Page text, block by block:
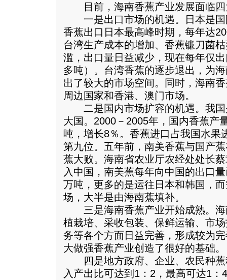
目前，海南香蕉产业发展面临四
一是出口市场的机遇。日本是国
香蕉出口日本最高峰时期，每年达
台湾生产成本的增加、香蕉镰刀菌
滥，出口量日益减少，现在每年仅
多吨）。台湾香蕉的逐步退出，为
出了较大的市场空间。同时，海南
周边国家和香港、澳门市场。
二是国内市场扩容的机遇。我国
大国。2000－2005年，国内香蕉产
吨，增长8％。香蕉进口占我国水果
第九位。五年前，南美香蕉与国产
蕉大败。海南省农业厅农经处处长
入中国，南美蕉每年向中国的出口
万吨，更多的是运往日本和韩国，
场，大半是由海南蕉填补。
三是海南香蕉产业开始成熟。海
植栽培、采收包装、保鲜运输、市
务等各个方面日益完善，形成较为
大做强香蕉产业创造了很好的基础。
四是地方政府、企业、农民种蕉
入产出比可达到1：2，最高可达1